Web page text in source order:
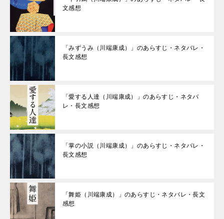
文感想
「みずうみ（川端康成）」のあらすじ・ネタバレ・
長文感想
「愛する人達（川端康成）」のあらすじ・ネタバ
レ・長文感想
「掌の小説（川端康成）」のあらすじ・ネタバレ・
長文感想
「舞姫（川端康成）」のあらすじ・ネタバレ・長文
感想